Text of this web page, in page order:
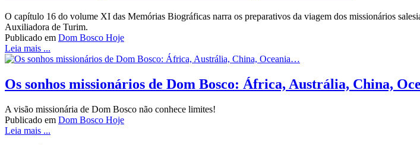
O capítulo 16 do volume XI das Memórias Biográficas narra os preparativos da viagem dos missionários
Auxiliadora de Turim.
Publicado em Dom Bosco Hoje
Leia mais ...
Os sonhos missionários de Dom Bosco: África, Austrália, China,
A visão missionária de Dom Bosco não conhece limites!
Publicado em Dom Bosco Hoje
Leia mais ...